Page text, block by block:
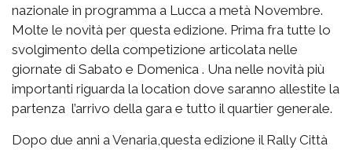
nazionale in programma a Lucca a metà Novembre.
Molte le novità per questa edizione. Prima fra tutte lo
svolgimento della competizione articolata nelle
giornate di Sabato e Domenica . Una nelle novità più
importanti riguarda la location dove saranno allestite la
partenza l’arrivo della gara e tutto il quartier generale.
Dopo due anni a Venaria,questa edizione il Rally Città